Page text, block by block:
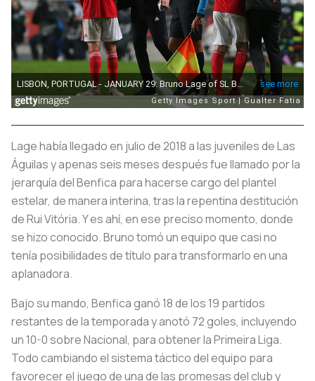
Lage había llegado en julio de 2018 a las juveniles de Las
Águilas y apenas seis meses después fue llamado por la
jerarquía del Benfica para hacerse cargo del plantel
estelar, de manera interina, tras la repentina destitución
de Rui Vitória. Y es ahí, en ese preciso momento, donde
se hizo conocido. Bruno tomó un equipo que casi no
tenía posibilidades de título para transformarlo en una
aplanadora.
Bajo su mando, Benfica ganó 18 de los 19 partidos
restantes de la temporada y anotó 72 goles, incluyendo
un 10-0 sobre Nacional, para obtener la Primeira Liga.
Todo cambiando el sistema táctico del equipo para
favorecer el juego de una de las promesas del club y